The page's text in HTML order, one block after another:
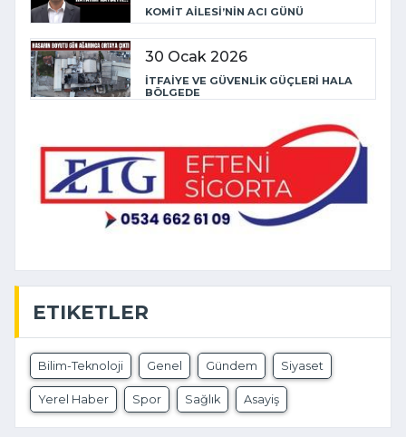
KOMİT AİLESİ’NİN ACI GÜNÜ
30 Ocak 2026
İTFAİYE VE GÜVENLİK GÜÇLERİ HALA
BÖLGEDE
ETIKETLER
Bilim-Teknoloji Genel Gündem Siyaset
Yerel Haber Spor Sağlık Asayiş